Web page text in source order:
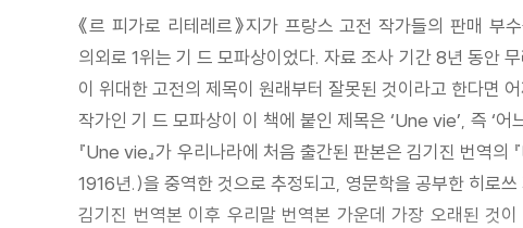
《르 피가로 리테레르》지가 프랑스 고전 작가들의 판매
의외로 1위는 기 드 모파상이었다. 자료 조사 기간 8년 동안
이 위대한 고전의 제목이 원래부터 잘못된 것이라고 한다면
작가인 기 드 모파상이 이 책에 붙인 제목은 ‘Une vie’, 즉 ‘
『Une vie』가 우리나라에 처음 출간된 판본은 김기진 번역
1916년.)을 중역한 것으로 추정되고, 영문학을 공부한 히로
김기진 번역본 이후 우리말 번역본 가운데 가장 오래된 것